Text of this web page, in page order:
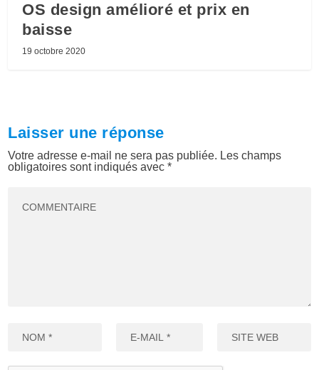
OS design amélioré et prix en
baisse
19 octobre 2020
Laisser une réponse
Votre adresse e-mail ne sera pas publiée. Les champs
obligatoires sont indiqués avec*